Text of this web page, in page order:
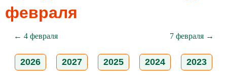
февраля
← 4 февраля 7 февраля →
2026 2027 2025 2024 2023